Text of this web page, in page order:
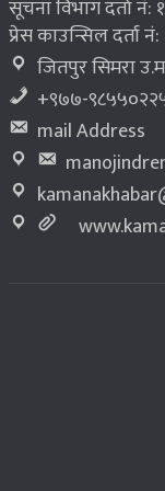
सूचना विभाग दर्ता
प्रेस काउन्सिल दर्ता
जितपुर सिमरा
+९७७-
mail Address